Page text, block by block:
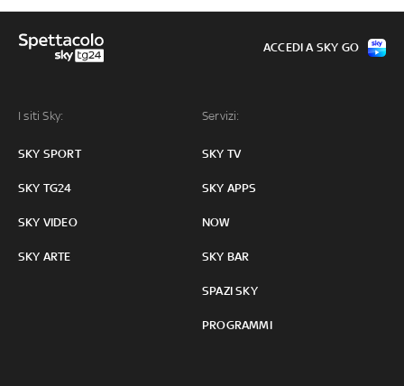
I siti Sky:
SKY SPORT
SKY TG24
SKY VIDEO
SKY ARTE
Servizi:
SKY TV
SKY APPS
NOW
SKY BAR
SPAZI SKY
PROGRAMMI
ACCEDI A SKY GO